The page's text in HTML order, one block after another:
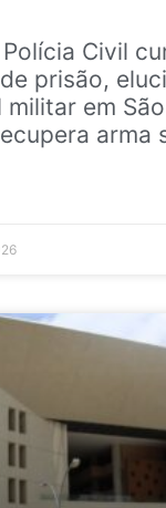
Civil
prisão,
militar em
arma